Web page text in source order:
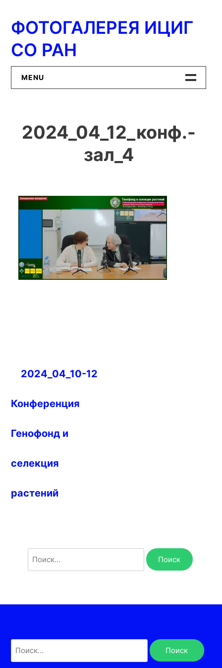
содержимому
ФОТОГАЛЕРЕЯ ИЦИГ
СО РАН
MENU
ИЦиГ СО РАН
2024_04_12_конф.-
зал_4
Навигация
записям
2024_04_10-12
Конференция
Генофонд и
селекция
растений
Найти: